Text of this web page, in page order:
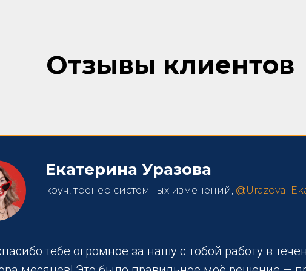
Отзывы клиентов
Екатерина Уразова
коуч, тренер системных изменений,
тебе огромное за нашу с тобой работу в
ярко, естественно
вовлеченность и